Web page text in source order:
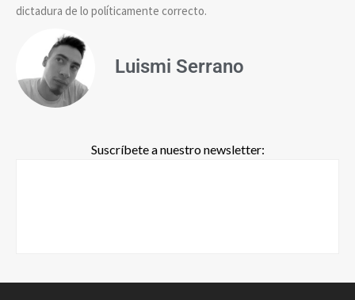
dictadura de lo políticamente correcto.
Luismi Serrano
Suscríbete a nuestro newsletter: